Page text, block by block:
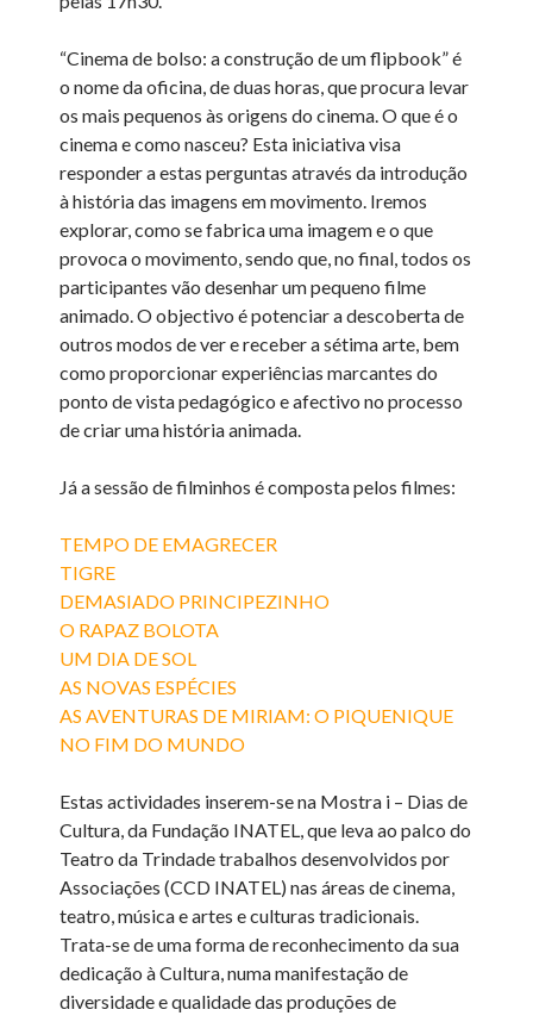
“Cinema de bolso: a construção de um flipbook” é
o nome da oficina, de duas horas, que procura levar
os mais pequenos às origens do cinema. O que é o
cinema e como nasceu? Esta iniciativa visa
responder a estas perguntas através da introdução
à história das imagens em movimento. Iremos
explorar, como se fabrica uma imagem e o que
provoca o movimento, sendo que, no final, todos os
participantes vão desenhar um pequeno filme
animado. O objectivo é potenciar a descoberta de
outros modos de ver e receber a sétima arte, bem
como proporcionar experiências marcantes do
ponto de vista pedagógico e afectivo no processo
de criar uma história animada.
Já a sessão de filminhos é composta pelos filmes:
TEMPO DE EMAGRECER
TIGRE
DEMASIADO PRINCIPEZINHO
O RAPAZ BOLOTA
UM DIA DE SOL
AS NOVAS ESPÉCIES
AS AVENTURAS DE MIRIAM: O PIQUENIQUE
NO FIM DO MUNDO
Estas actividades inserem-se na Mostra i – Dias de
Cultura, da Fundação INATEL, que leva ao palco do
Teatro da Trindade trabalhos desenvolvidos por
Associações (CCD INATEL) nas áreas de cinema,
teatro, música e artes e culturas tradicionais.
Trata-se de uma forma de reconhecimento da sua
dedicação à Cultura, numa manifestação de
diversidade e qualidade das produções de